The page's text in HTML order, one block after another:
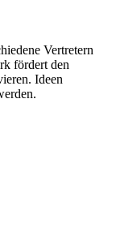
Vertretern
fördert den
Ideen